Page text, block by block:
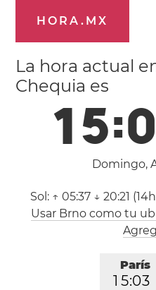
HORA.MX
La hora actual
Chequia es
15:0
Domingo,
Sol: ↑ 05:37 ↓ 20:21
Usar Brno como tu
París
1 5:03